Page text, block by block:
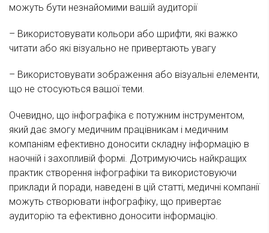
можуть бути незнайомими вашій аудиторії
– Використовувати кольори або шрифти, які важко
читати або які візуально не привертають увагу
– Використовувати зображення або візуальні елементи,
що не стосуються вашої теми.
Очевидно, що інфографіка є потужним інструментом,
який дає змогу медичним працівникам і медичним
компаніям ефективно доносити складну інформацію в
наочній і захопливій формі. Дотримуючись найкращих
практик створення інфографіки та використовуючи
приклади й поради, наведені в цій статті, медичні компанії
можуть створювати інфографіку, що привертає
аудиторію та ефективно доносити інформацію.